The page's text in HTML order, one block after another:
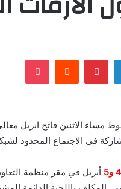
لينكدإن بينتيريست
مساء الاثنين فاتح ابريل
في الاجتماع المحدود لشبكة
أبريل في مقر منظمة